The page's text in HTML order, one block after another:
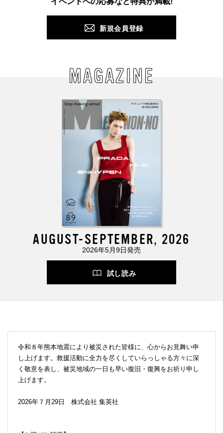
新規会員登録
MAGAZINE
AUGUST-SEPTEMBER, 2026
2026年5月9日発売
試し読み
令和８年熊本地震により被災された皆様に、心からお見舞い申
し上げます。救援活動に全力を尽くしていらっしゃる方々に深
く敬意を表し、被災地域の一日も早い復旧・復興をお祈り申し
上げます。
2026年７月29日 株式会社 集英社